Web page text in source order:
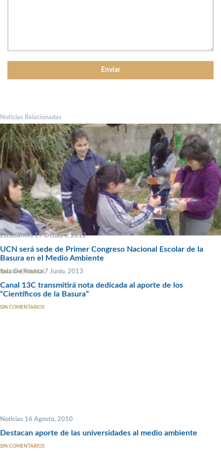
Noticias Relacionadas
Estudiantes 19 Octubre, 2012
UCN será sede de Primer Congreso Nacional Escolar de la
Basura en el Medio Ambiente
SIN COMENTARIOS
Sala De Prensa 7 Junio, 2013
Canal 13C transmitirá nota dedicada al aporte de los
“Científicos de la Basura”
SIN COMENTARIOS
Noticias 16 Agosto, 2010
Destacan aporte de las universidades al medio ambiente
SIN COMENTARIOS